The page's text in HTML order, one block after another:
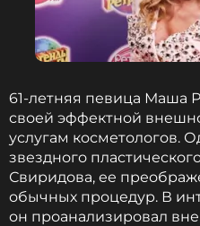
61-летняя певица Маша
своей эффектной
услугам косметологов.
звездного
Свиридова, ее
обычных процедур. В
он проанализировал